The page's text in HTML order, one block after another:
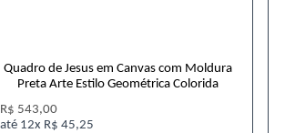
Quadro de Jesus em Canvas com Moldura
Preta Arte Estilo Geométrica Colorida
R$ 543,00
12x R$ 45,25